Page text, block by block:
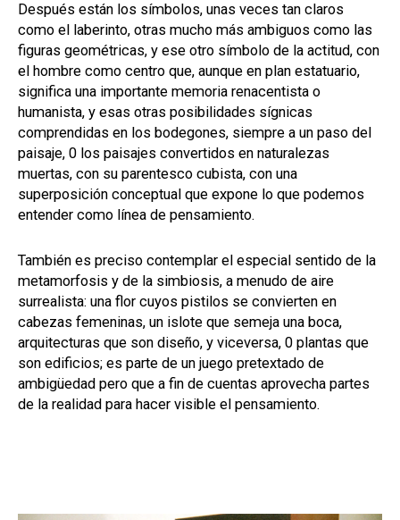
Después están los símbolos, unas veces tan claros
como el laberinto, otras mucho más ambiguos como las
figuras geométricas, y ese otro símbolo de la actitud, con
el hombre como centro que, aunque en plan estatuario,
significa una importante memoria renacentista o
humanista, y esas otras posibilidades sígnicas
comprendidas en los bodegones, siempre a un paso del
paisaje, 0 los paisajes convertidos en naturalezas
muertas, con su parentesco cubista, con una
superposición conceptual que expone lo que podemos
entender como línea de pensamiento.
También es preciso contemplar el especial sentido de la
metamorfosis y de la simbiosis, a menudo de aire
surrealista: una flor cuyos pistilos se convierten en
cabezas femeninas, un islote que semeja una boca,
arquitecturas que son diseño, y viceversa, 0 plantas que
son edificios; es parte de un juego pretextado de
ambigüedad pero que a fin de cuentas aprovecha partes
de la realidad para hacer visible el pensamiento.